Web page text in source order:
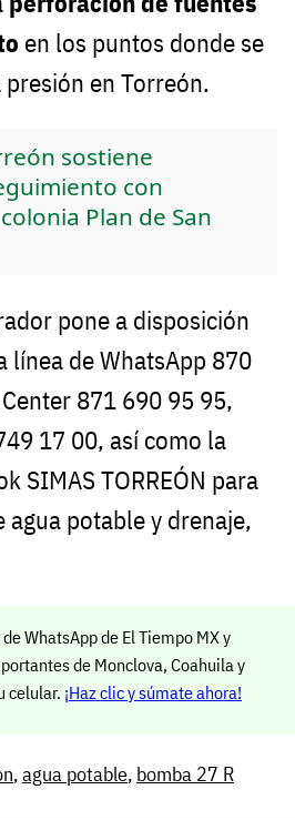
en los puntos donde se
en Torreón.
sostiene
con
Plan de San
pone a disposición
línea de WhatsApp 870
871 690 95 95,
17 00, así como la
SIMAS TORREÓN para
potable y drenaje,
WhatsApp de El Tiempo MX y
de Monclova, Coahuila y
celular. ¡Haz clic y súmate ahora!
,agua potable, bomba 27 R